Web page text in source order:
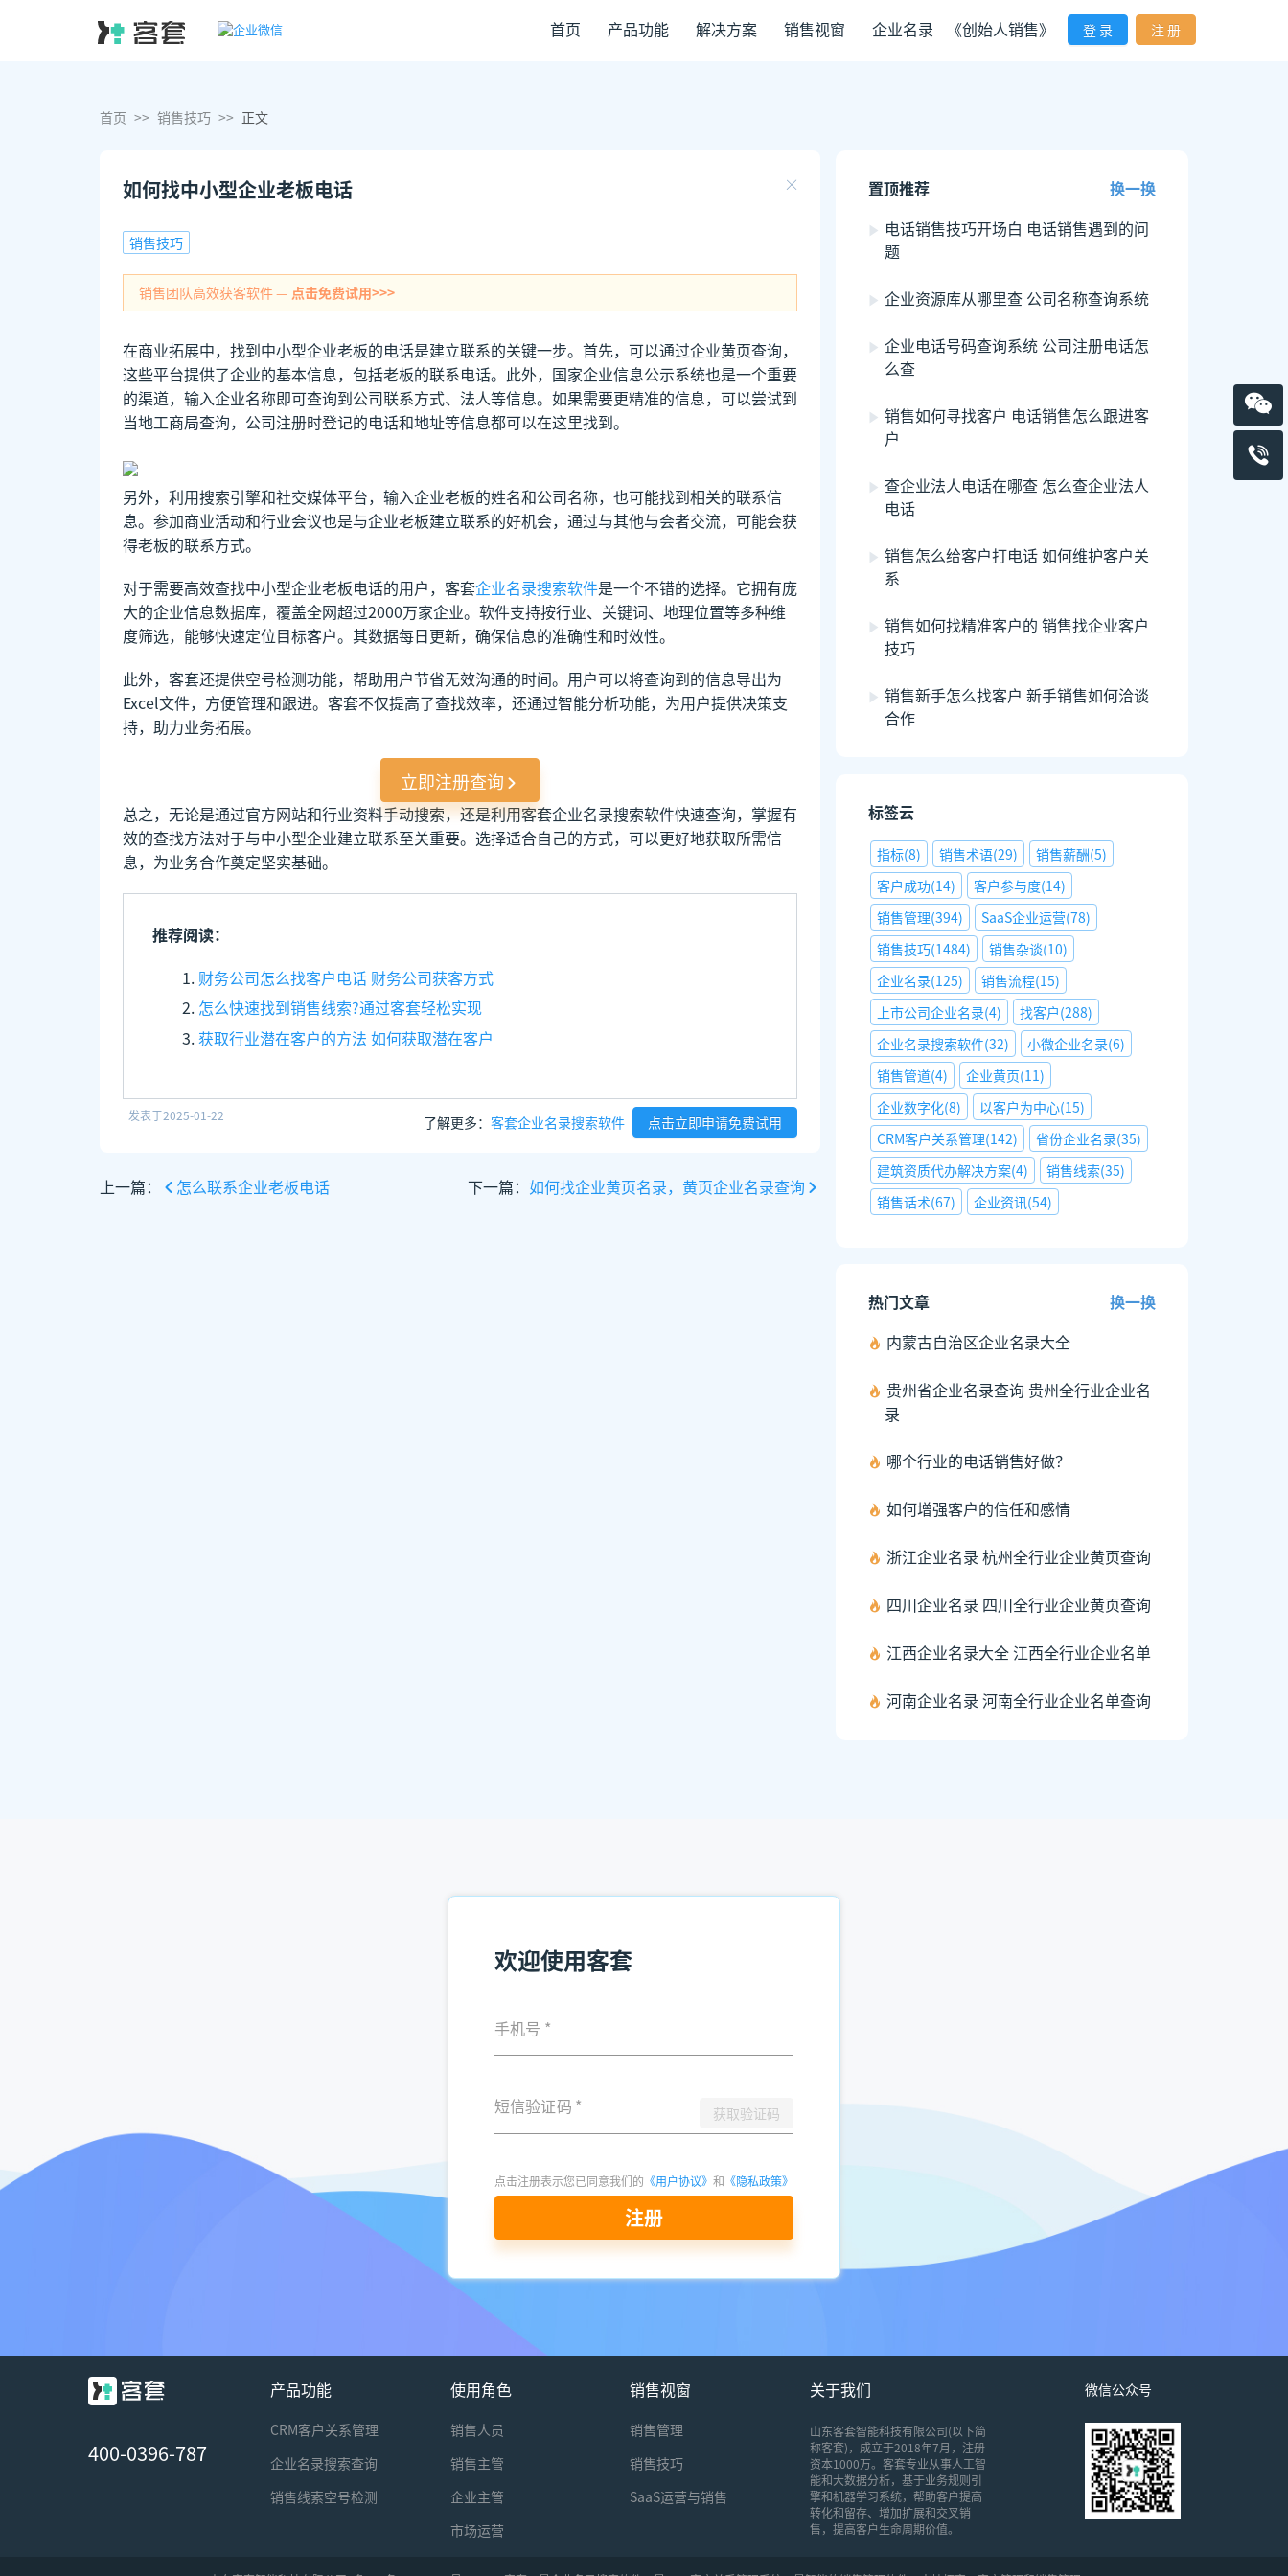
首页 产品功能 解决方案 销售视窗 企业名录 《创始人销售》 登 录 注 册
首页 >> 销售技巧 >> 正文
如何找中小型企业老板电话
销售技巧
销售团队高效获客软件 — 点击免费试用>>>
在商业拓展中，找到中小型企业老板的电话是建立联系的关键一步。首先，可以通过企业黄页查询，
这些平台提供了企业的基本信息，包括老板的联系电话。此外，国家企业信息公示系统也是一个重要
的渠道，输入企业名称即可查询到公司联系方式、法人等信息。如果需要更精准的信息，可以尝试到
当地工商局查询，公司注册时登记的电话和地址等信息都可以在这里找到。
另外，利用搜索引擎和社交媒体平台，输入企业老板的姓名和公司名称，也可能找到相关的联系信
息。参加商业活动和行业会议也是与企业老板建立联系的好机会，通过与其他与会者交流，可能会获
得老板的联系方式。
对于需要高效查找中小型企业老板电话的用户，客套企业名录搜索软件是一个不错的选择。它拥有庞
大的企业信息数据库，覆盖全网超过2000万家企业。软件支持按行业、关键词、地理位置等多种维
度筛选，能够快速定位目标客户。其数据每日更新，确保信息的准确性和时效性。
此外，客套还提供空号检测功能，帮助用户节省无效沟通的时间。用户可以将查询到的信息导出为
Excel文件，方便管理和跟进。客套不仅提高了查找效率，还通过智能分析功能，为用户提供决策支
持，助力业务拓展。
立即注册查询
总之，无论是通过官方网站和行业资料手动搜索，还是利用客套企业名录搜索软件快速查询，掌握有
效的查找方法对于与中小型企业建立联系至关重要。选择适合自己的方式，可以更好地获取所需信
息，为业务合作奠定坚实基础。
推荐阅读：
财务公司怎么找客户电话 财务公司获客方式
怎么快速找到销售线索?通过客套轻松实现
获取行业潜在客户的方法 如何获取潜在客户
发表于2025-01-22 了解更多： 客套企业名录搜索软件 点击立即申请免费试用
上一篇： 怎么联系企业老板电话 下一篇： 如何找企业黄页名录，黄页企业名录查询
置顶推荐
换一换
电话销售技巧开场白 电话销售遇到的问
题
企业资源库从哪里查 公司名称查询系统
企业电话号码查询系统 公司注册电话怎
么查
销售如何寻找客户 电话销售怎么跟进客
户
查企业法人电话在哪查 怎么查企业法人
电话
销售怎么给客户打电话 如何维护客户关
系
销售如何找精准客户的 销售找企业客户
技巧
销售新手怎么找客户 新手销售如何洽谈
合作
标签云
指标(8) 销售术语(29) 销售薪酬(5)
客户成功(14) 客户参与度(14)
销售管理(394) SaaS企业运营(78)
销售技巧(1484) 销售杂谈(10)
企业名录(125) 销售流程(15)
上市公司企业名录(4) 找客户(288)
企业名录搜索软件(32) 小微企业名录(6)
销售管道(4) 企业黄页(11)
企业数字化(8) 以客户为中心(15)
CRM客户关系管理(142) 省份企业名录(35)
建筑资质代办解决方案(4) 销售线索(35)
销售话术(67) 企业资讯(54)
热门文章
换一换
内蒙古自治区企业名录大全
贵州省企业名录查询 贵州全行业企业名
录
哪个行业的电话销售好做？
如何增强客户的信任和感情
浙江企业名录 杭州全行业企业黄页查询
四川企业名录 四川全行业企业黄页查询
江西企业名录大全 江西全行业企业名单
河南企业名录 河南全行业企业名单查询
欢迎使用客套
手机号 *
短信验证码 * 获取验证码
点击注册表示您已同意我们的 《用户协议》 和 《隐私政策》
注册
400-0396-787
产品功能
CRM客户关系管理
企业名录搜索查询
销售线索空号检测
使用角色
销售人员
销售主管
企业主管
市场运营
销售视窗
销售管理
销售技巧
SaaS运营与销售
关于我们
山东客套智能科技有限公司(以下简
称客套)，成立于2018年7月，注册
资本1000万。客套专业从事人工智
能和大数据分析，基于业务规则引
擎和机器学习系统，帮助客户提高
转化和留存、增加扩展和交叉销
售，提高客户生命周期价值。
微信公众号